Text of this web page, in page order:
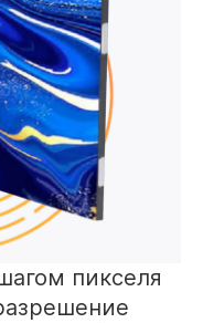
пикселя